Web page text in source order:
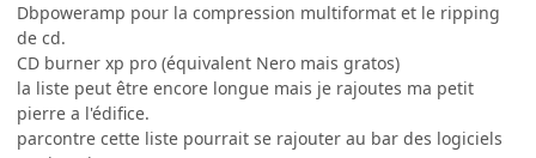
Dbpoweramp pour la compression multiformat et le ripping
de cd.
CD burner xp pro (équivalent Nero mais gratos)
la liste peut être encore longue mais je rajoutes ma petit
pierre a l'édifice.
parcontre cette liste pourrait se rajouter au bar des logiciels